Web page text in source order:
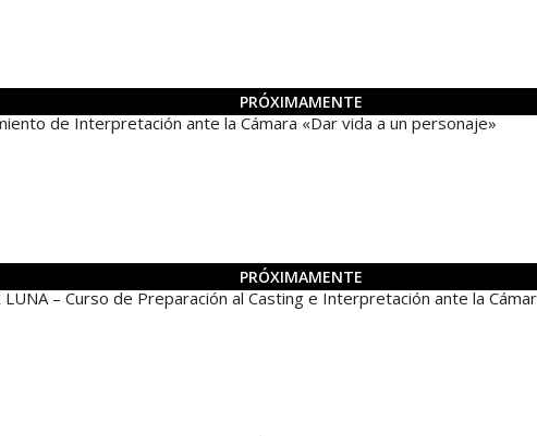
PRÓXIMAMENTE
de Interpretación ante la Cámara «Dar vida a un personaje»
PRÓXIMAMENTE
LUNA – Curso de Preparación al Casting e Interpretación ante la